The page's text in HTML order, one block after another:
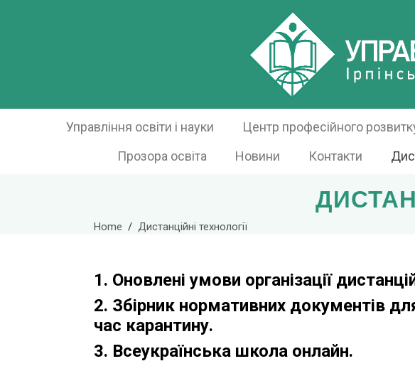
Управління освіти і науки Центр професійного
Прозора освіта
Новини Контакти
Home Дистанційні технології
1. Оновлені умови організації
2. Збірник нормативних документів
час карантину.
3. Всеукраїнська школа онлайн.